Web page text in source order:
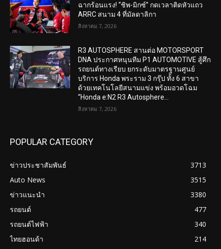
ฉากร้อนแรง! “ชิพ-มิกซ์” กดเวลาติดหัวแถว
ARRC สนาม 4 ที่มัลดาลิกา
สิงหาคม 7, 2026
R3 AUTOSPHERE สานต่อ MOTORSPORT
DNA ประกาศหนุนทีม P1 AUTOMOTIVE สู้ศึก
รถยนต์ทางเรียบ ยกระดับมาตรฐานศูนย์
บริการ Honda พระราม 3 กรุ๊ป ทั้ง 6 สาขา
ด้วยเทคโนโลยีสนามแข่ง พร้อมอวดโฉม
“Honda e:N2 R3 Autosphere...
สิงหาคม 7, 2026
POPULAR CATEGORY
ข่าวประชาสัมพันธ์
3713
Auto News
3515
ข่าวแนะนำ
3380
รถยนต์
477
รถยนต์ไฟฟ้า
340
ไทยฮอนด้า
214